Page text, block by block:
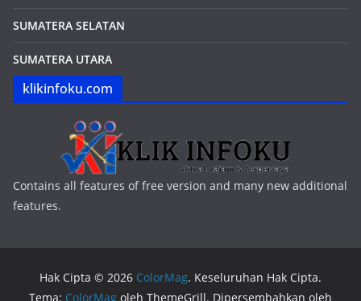
SUMATERA SELATAN
SUMATERA UTARA
klikinfoku.com
Contains all features of free version and many new additional
features.
Hak Cipta © 2026 ColorMag. Keseluruhan Hak Cipta.
Tema: ColorMag oleh ThemeGrill. Dipersembahkan oleh